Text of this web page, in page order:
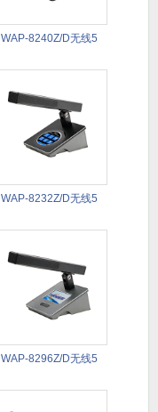
WAP-8240Z/D无线5
WAP-8232Z/D无线5
WAP-8296Z/D无线5